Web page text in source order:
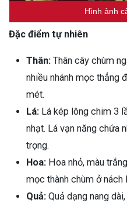
Hình ảnh
Đặc điểm tự nhiên
Thân: Thân cây chùm
nhiều nhánh mọc thẳng
mét.
Lá: Lá kép lông chim 3
nhạt. Lá vạn năng chứa
trọng.
Hoa: Hoa nhỏ, màu
mọc thành chùm ở nách
Quả: Quả dạng nang